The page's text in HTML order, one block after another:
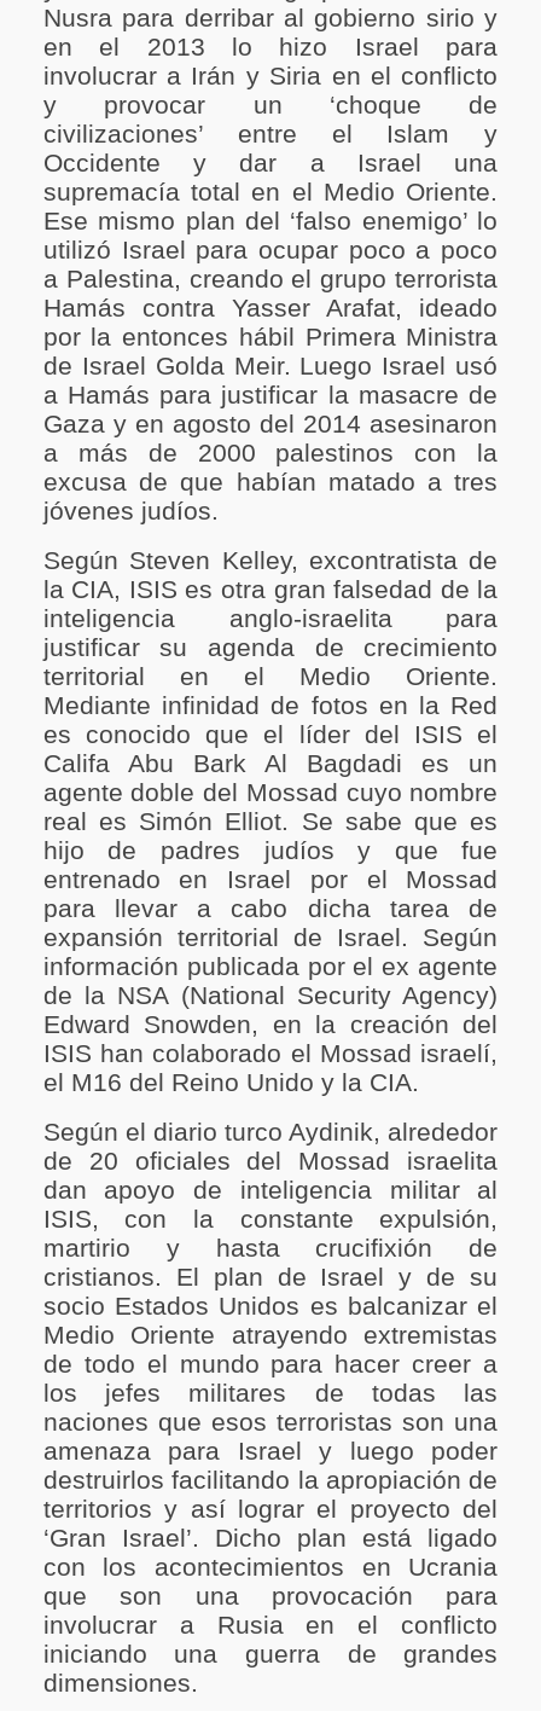
Nusra para derribar al gobierno sirio y
en el 2013 lo hizo Israel para
involucrar a Irán y Siria en el conflicto
y provocar un ‘choque de
civilizaciones’ entre el Islam y
Occidente y dar a Israel una
supremacía total en el Medio Oriente.
Ese mismo plan del ‘falso enemigo’ lo
utilizó Israel para ocupar poco a poco
a Palestina, creando el grupo terrorista
Hamás contra Yasser Arafat, ideado
por la entonces hábil Primera Ministra
de Israel Golda Meir. Luego Israel usó
a Hamás para justificar la masacre de
Gaza y en agosto del 2014 asesinaron
a más de 2000 palestinos con la
excusa de que habían matado a tres
jóvenes judíos.
Según Steven Kelley, excontratista de
la CIA, ISIS es otra gran falsedad de la
inteligencia anglo-israelita para
justificar su agenda de crecimiento
territorial en el Medio Oriente.
Mediante infinidad de fotos en la Red
es conocido que el líder del ISIS el
Califa Abu Bark Al Bagdadi es un
agente doble del Mossad cuyo nombre
real es Simón Elliot. Se sabe que es
hijo de padres judíos y que fue
entrenado en Israel por el Mossad
para llevar a cabo dicha tarea de
expansión territorial de Israel. Según
información publicada por el ex agente
de la NSA (National Security Agency)
Edward Snowden, en la creación del
ISIS han colaborado el Mossad israelí,
el M16 del Reino Unido y la CIA.
Según el diario turco Aydinik, alrededor
de 20 oficiales del Mossad israelita
dan apoyo de inteligencia militar al
ISIS, con la constante expulsión,
martirio y hasta crucifixión de
cristianos. El plan de Israel y de su
socio Estados Unidos es balcanizar el
Medio Oriente atrayendo extremistas
de todo el mundo para hacer creer a
los jefes militares de todas las
naciones que esos terroristas son una
amenaza para Israel y luego poder
destruirlos facilitando la apropiación de
territorios y así lograr el proyecto del
‘Gran Israel’. Dicho plan está ligado
con los acontecimientos en Ucrania
que son una provocación para
involucrar a Rusia en el conflicto
iniciando una guerra de grandes
dimensiones.